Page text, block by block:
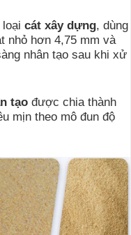
cát xây dựng, dùng
nhỏ hơn 4,75 mm và
nhân tạo sau khi xử
tạo được chia thành
mịn theo mô đun độ